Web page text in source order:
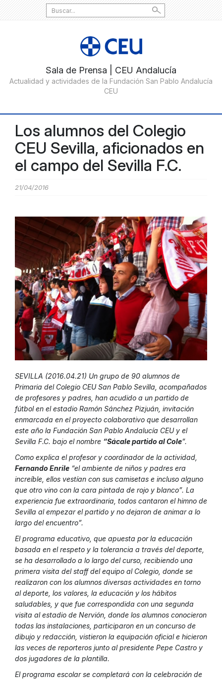
Search
for:
Los alumnos del Colegio
CEU Sevilla, aficionados en
el campo del Sevilla F.C.
21/04/2016
SEVILLA (2016.04.21) Un grupo de 90 alumnos de
Primaria del Colegio CEU San Pablo Sevilla, acompañados
de profesores y padres, han acudido a un partido de
fútbol en el estadio Ramón Sánchez Pizjuán, invitación
enmarcada en el proyecto colaborativo que desarrollan
este año la Fundación San Pablo Andalucía CEU y el
Sevilla F.C. bajo el nombre “Sácale partido al Cole”.
Como explica el profesor y coordinador de la actividad,
Fernando Enrile “el ambiente de niños y padres era
increíble, ellos vestían con sus camisetas e incluso alguno
que otro vino con la cara pintada de rojo y blanco”. La
experiencia fue extraordinaria, todos cantaron el himno de
Sevilla al empezar el partido y no dejaron de animar a lo
largo del encuentro”.
El programa educativo, que apuesta por la educación
basada en el respeto y la tolerancia a través del deporte,
se ha desarrollado a lo largo del curso, recibiendo una
primera visita del staff del equipo al Colegio, donde se
realizaron con los alumnos diversas actividades en torno
al deporte, los valores, la educación y los hábitos
saludables, y que fue correspondida con una segunda
visita al estadio de Nervión, donde los alumnos conocieron
todas las instalaciones, participaron en un concurso de
dibujo y redacción, vistieron la equipación oficial e hicieron
las veces de reporteros junto al presidente Pepe Castro y
dos jugadores de la plantilla.
El programa escolar se completará con la celebración de